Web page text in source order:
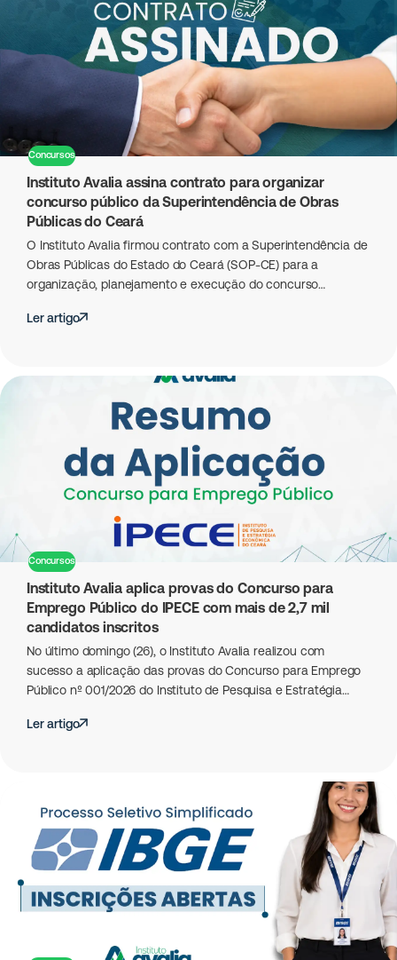
Concursos
Instituto Avalia assina contrato para organizar
concurso público da Superintendência de Obras
Públicas do Ceará
O Instituto Avalia firmou contrato com a Superintendência de
Obras Públicas do Estado do Ceará (SOP-CE) para a
organização, planejamento e execução do concurso…
Ler artigo
Concursos
Instituto Avalia aplica provas do Concurso para
Emprego Público do IPECE com mais de 2,7 mil
candidatos inscritos
No último domingo (26), o Instituto Avalia realizou com
sucesso a aplicação das provas do Concurso para Emprego
Público nº 001/2026 do Instituto de Pesquisa e Estratégia…
Ler artigo